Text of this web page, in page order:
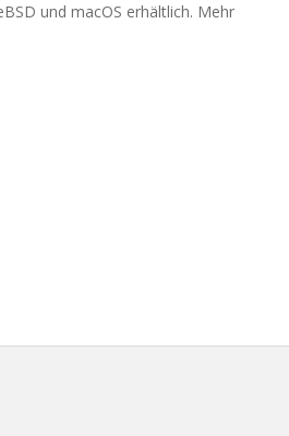
und macOS erhältlich. Mehr